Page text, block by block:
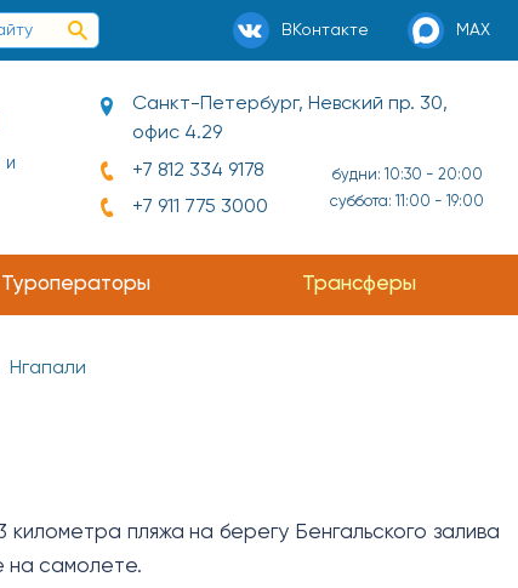
ВКонтакте MAX
и
Санкт-Петербург, Невский пр. 30,
офис 4.29
+7 812 334 9178
+7 911 775 3000
будни: 10:30 - 20:00
суббота: 11:00 - 19:00
Туроператоры Трансферы
Нгапали
пляжа на берегу Бенгальского залива
на самолете.